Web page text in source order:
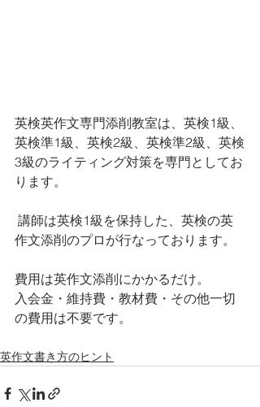
英検英作文専門添削教室は、英検1級、
英検準1級、英検2級、英検準2級、英検
3級のライティング対策を専門としてお
ります。
作文添削のプロが行なっております。
費用は英作文添削にかかるだけ。
入会金・維持費・教材費・その他一切
の費用は不要です。
英作文書き方のヒント